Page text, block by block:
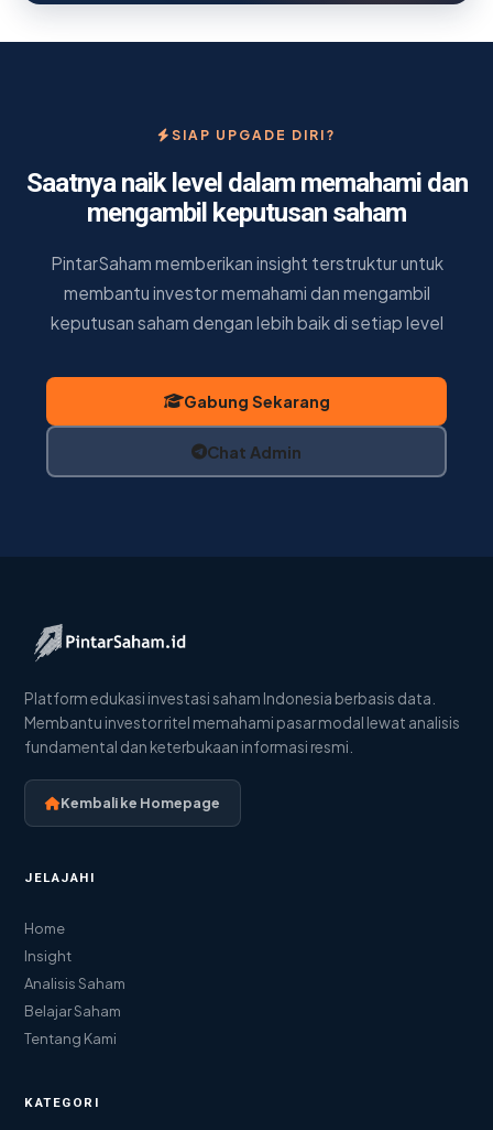
SIAP UPGADE DIRI?
Saatnya naik level dalam memahami dan
mengambil keputusan saham
PintarSaham memberikan insight terstruktur untuk
membantu investor memahami dan mengambil
keputusan saham dengan lebih baik di setiap level
Gabung Sekarang
Chat Admin
Platform edukasi investasi saham Indonesia berbasis data.
Membantu investor ritel memahami pasar modal lewat analisis
fundamental dan keterbukaan informasi resmi.
Kembali ke Homepage
JELAJAHI
Home
Insight
Analisis Saham
Belajar Saham
Tentang Kami
KATEGORI